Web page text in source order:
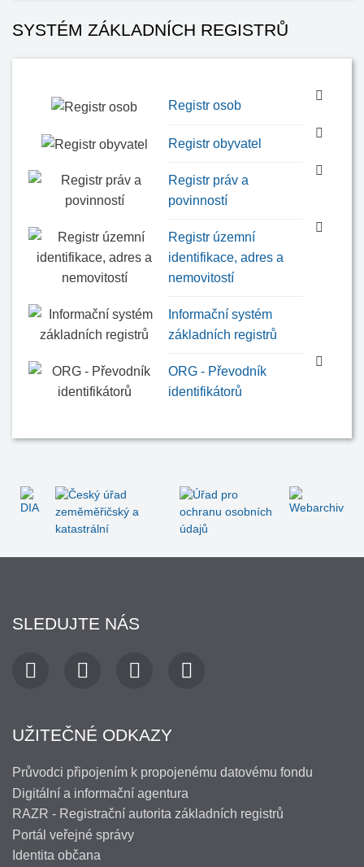
SYSTÉM ZÁKLADNÍCH REGISTRŮ
Registr osob
Registr obyvatel
Registr práv a
povinností
Registr územní
identifikace, adres a
nemovitostí
Informační systém
základních registrů
ORG - Převodník
identifikátorů
SLEDUJTE NÁS
UŽITEČNÉ ODKAZY
Průvodci připojením k propojenému datovému fondu
Digitální a informační agentura
RAZR - Registrační autorita základních registrů
Portál veřejné správy
Identita občana